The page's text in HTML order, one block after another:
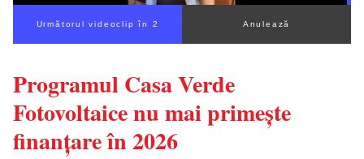
Următorul videoclip în 1 Anulează
Programul Casa Verde
Fotovoltaice nu mai primește
finanțare în 2026